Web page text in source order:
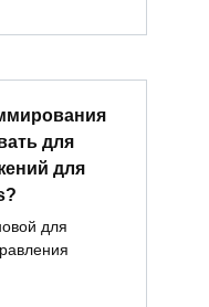
для
для
для